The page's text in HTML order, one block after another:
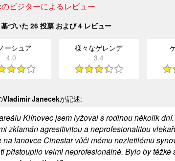
ビジターによるレビュー
基づいた 26 投票 および4 レビュー
ーシュア
4.0
様々なゲレンデ
3.4
Vladimir Janecekが記述:
Klínovec jsem lyžoval s rodinou několik
zklamán agresitivitou a neprofesionalitou
na lanovce Cinestar vůči mému nezletilému
přistoupilo velmi neprofesionálně. Bylo by